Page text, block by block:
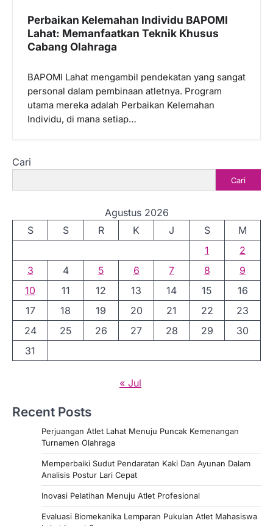
Perbaikan Kelemahan Individu BAPOMI
Lahat: Memanfaatkan Teknik Khusus
Cabang Olahraga
BAPOMI Lahat mengambil pendekatan yang sangat
personal dalam pembinaan atletnya. Program
utama mereka adalah Perbaikan Kelemahan
Individu, di mana setiap…
Cari
Cari
Agustus 2026
S
S R K J S
M
1
2
3
4 5 6 7 8
9
10
11 12 13 14 15
16
17
18 19 20 21 22
23
24
25 26 27 28 29
30
31
« Jul
Recent Posts
Perjuangan Atlet Lahat Menuju Puncak Kemenangan
Turnamen Olahraga
Memperbaiki Sudut Pendaratan Kaki Dan Ayunan Dalam
Analisis Postur Lari Cepat
Inovasi Pelatihan Menuju Atlet Profesional
Evaluasi Biomekanika Lemparan Pukulan Atlet Mahasiswa